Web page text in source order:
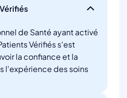
de Santé ayant activé
Vérifiés s'est
la confiance et la
l'expérience des soins